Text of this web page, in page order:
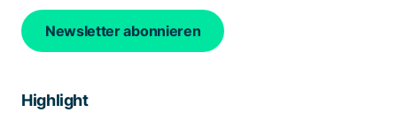
Newsletter abonnieren
Highlight